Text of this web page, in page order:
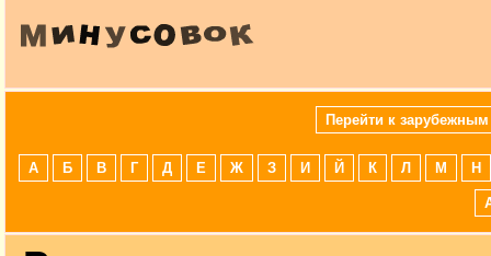
Перейти к зарубежным
А Б В Г Д Е Ж З И Й К Л М Н